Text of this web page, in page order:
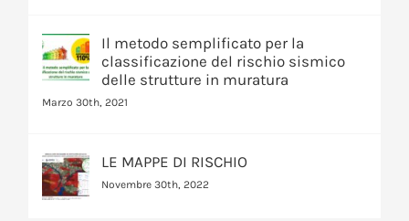
Il metodo semplificato per la
classificazione del rischio sismico
delle strutture in muratura
Marzo 30th, 2021
LE MAPPE DI RISCHIO
Novembre 30th, 2022